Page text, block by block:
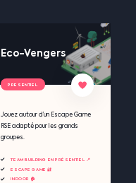
Eco-Vengers
Jouez autour d’un Escape Game
RSE adapté pour les grands
groupes.
TEAM BUILDING EN PRÉSENTIEL 📍
ESCAPE GAME 🔐
INDOOR 🏠
PRESENTIEL